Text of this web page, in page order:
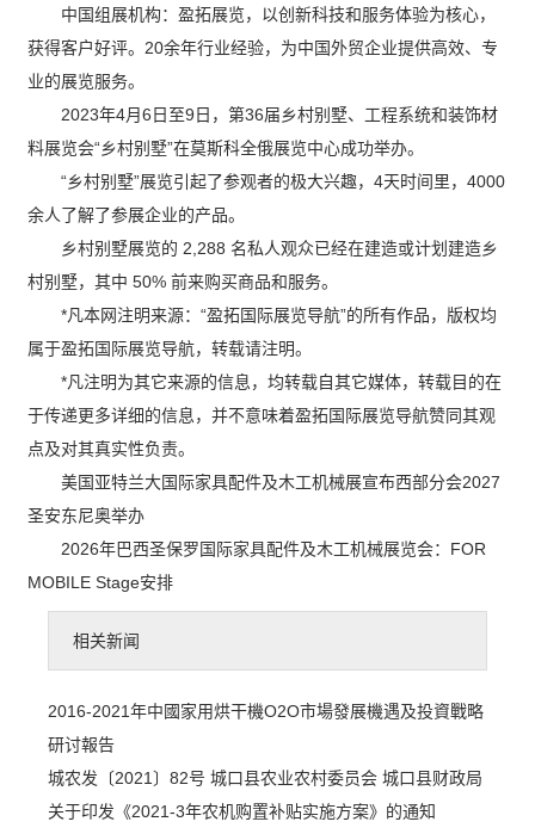
中国组展机构：盈拓展览，以创新科技和服务体验为核心，
获得客户好评。20余年行业经验，为中国外贸企业提供高效、专
业的展览服务。
2023年4月6日至9日，第36届乡村别墅、工程系统和装饰材
料展览会“乡村别墅”在莫斯科全俄展览中心成功举办。
“乡村别墅”展览引起了参观者的极大兴趣，4天时间里，4000
余人了解了参展企业的产品。
乡村别墅展览的 2,288 名私人观众已经在建造或计划建造乡
村别墅，其中 50% 前来购买商品和服务。
*凡本网注明来源：“盈拓国际展览导航”的所有作品，版权均
属于盈拓国际展览导航，转载请注明。
*凡注明为其它来源的信息，均转载自其它媒体，转载目的在
于传递更多详细的信息，并不意味着盈拓国际展览导航赞同其观
点及对其真实性负责。
美国亚特兰大国际家具配件及木工机械展宣布西部分会2027
圣安东尼奥举办
2026年巴西圣保罗国际家具配件及木工机械展览会：FOR
MOBILE Stage安排
相关新闻
2016-2021年中國家用烘干機O2O市場發展機遇及投資戰略
研讨報告
城农发〔2021〕82号 城口县农业农村委员会 城口县财政局
关于印发《2021-3年农机购置补贴实施方案》的通知